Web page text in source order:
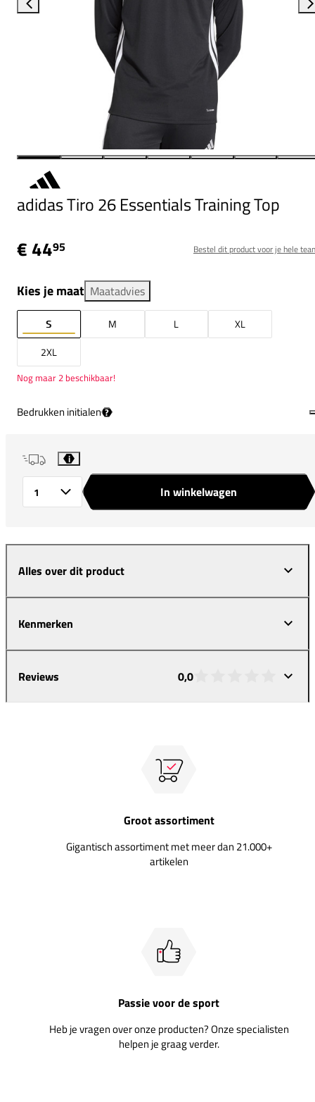
adidas Tiro 26 Essentials Training Top
€ 4495 Bestel dit product voor je hele
Kies je maat Maatadvies
S M L
XL
2XL
Nog maar 2 beschikbaar!
Bedrukken initialen ?
i
In winkelwagen
Alles over dit product
Kenmerken
Reviews 0,0
Groot assortiment
Gigantisch assortiment met meer dan 21.000+
artikelen
Passie voor de sport
Heb je vragen over onze producten? Onze specialisten
helpen je graag verder.